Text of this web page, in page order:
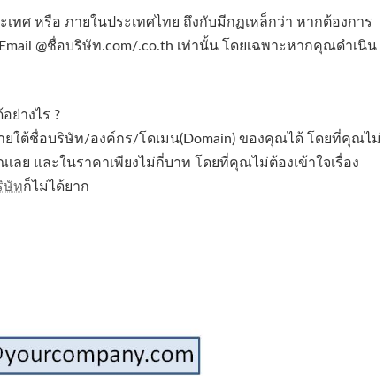
ทศ หรือ ภายในประเทศไทย ถึงกับมีกฏเหล็กว่า หากต้องการ
@ชื่อบริษัท.com/.co.th เท่านั้น โดยเฉพาะหากคุณดำเนิน
อย่างไร ?
ยใต้ชื่อบริษัท/องค์กร/โดเมน(Domain) ของคุณได้ โดยที่คุณไม่
ลย และในราคาเพียงไม่กี่บาท โดยที่คุณไม่ต้องเข้าใจเรื่อง
ษัทก็ไม่ได้ยาก